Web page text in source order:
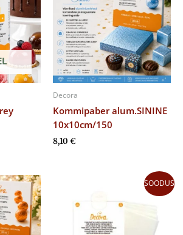
Decora
Kommipaber alum.SININE
10x10cm/150
8,10 €
SOODUS
oli:
7,63 €.
on:
5,33 €.